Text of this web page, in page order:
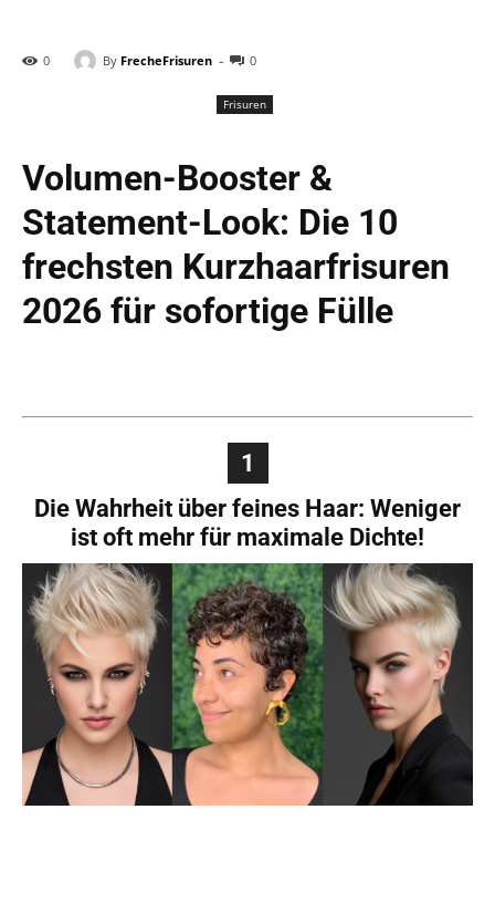
0 By FrecheFrisuren - 0
Frisuren
Volumen-Booster &
Statement-Look: Die 10
frechsten Kurzhaarfrisuren
2026 für sofortige Fülle
1
Die Wahrheit über feines Haar: Weniger
ist oft mehr für maximale Dichte!